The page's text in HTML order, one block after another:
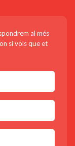
al més
si vols que et